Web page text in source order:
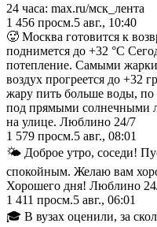
24 часа: max.ru/мск_лента
1 456 просм.5 авг., 10:40
🥵 Москва готовится к
поднимется до +32 °C
потепление. Самыми
воздух прогреется до +32
жару пить больше воды, по
под прямыми солнечными
на улице. Люблино 24/7
1 579 просм.5 авг., 08:01
🌤️ Доброе утро, соседи!
спокойным. Желаю вам
Хорошего дня! Люблино
1 411 просм.5 авг., 06:01
🎓 В вузах оценили, за